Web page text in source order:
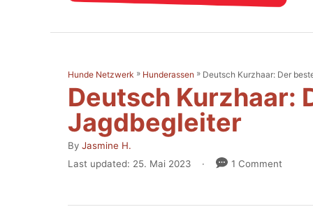
Hunde Netzwerk » Hunderassen » Deutsch Kurzhaar: Der
Deutsch Kurzhaar:
Jagdbegleiter
By A
u
o
Jasmine H.
PLast updated: 25. Mai 2023 1 Comment